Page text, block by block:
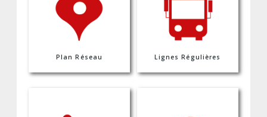
Plan Réseau Lignes Régulières